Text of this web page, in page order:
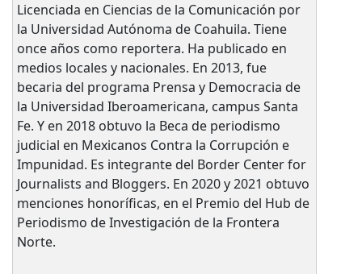
Licenciada en Ciencias de la Comunicación por
la Universidad Autónoma de Coahuila. Tiene
once años como reportera. Ha publicado en
medios locales y nacionales. En 2013, fue
becaria del programa Prensa y Democracia de
la Universidad Iberoamericana, campus Santa
Fe. Y en 2018 obtuvo la Beca de periodismo
judicial en Mexicanos Contra la Corrupción e
Impunidad. Es integrante del Border Center for
Journalists and Bloggers. En 2020 y 2021 obtuvo
menciones honoríficas, en el Premio del Hub de
Periodismo de Investigación de la Frontera
Norte.